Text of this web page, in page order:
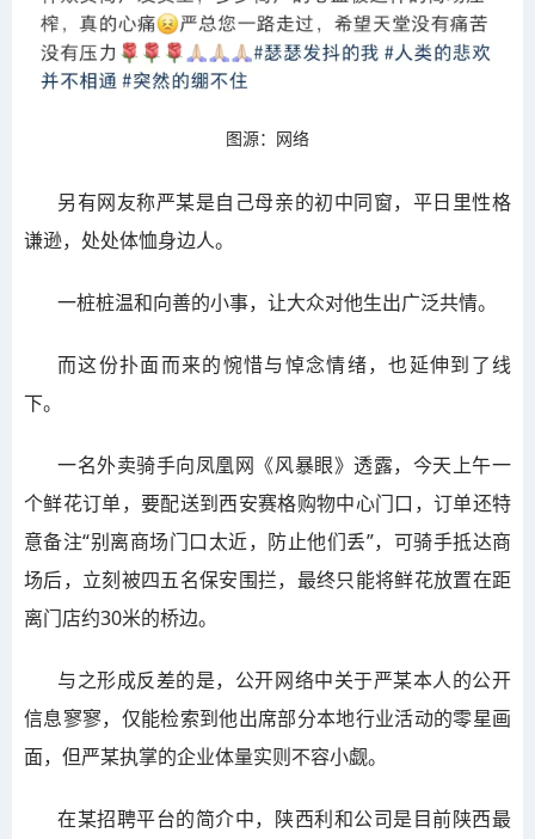
图源：网络
另有网友称严某是自己母亲的初中同窗，平日里性格
谦逊，处处体恤身边人。
一桩桩温和向善的小事，让大众对他生出广泛共情。
而这份扑面而来的惋惜与悼念情绪，也延伸到了线
下。
一名外卖骑手向凤凰网《风暴眼》透露，今天上午一
个鲜花订单，要配送到西安赛格购物中心门口，订单还特
意备注“别离商场门口太近，防止他们丢”，可骑手抵达商
场后，立刻被四五名保安围拦，最终只能将鲜花放置在距
离门店约30米的桥边。
与之形成反差的是，公开网络中关于严某本人的公开
信息寥寥，仅能检索到他出席部分本地行业活动的零星画
面，但严某执掌的企业体量实则不容小觑。
在某招聘平台的简介中，陕西利和公司是目前陕西最